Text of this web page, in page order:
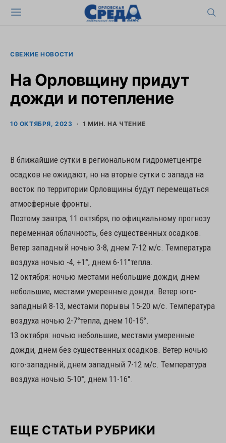
СВЕЖИЕ НОВОСТИ
На Орловщину придут
дожди и потепление
10 ОКТЯБРЯ, 2023 1 МИН. НА ЧТЕНИЕ
В ближайшие сутки в региональном гидрометцентре
осадков не ожидают, но на вторые сутки с запада на
восток по территории Орловщины будут перемещаться
атмосферные фронты.
Поэтому завтра, 11 октября, по официальному прогнозу
переменная облачность, без существенных осадков.
Ветер западный ночью 3-8, днем 7-12 м/с. Температура
воздуха ночью -4, +1°, днем 6-11°тепла.
12 октября: ночью местами небольшие дожди, днем
небольшие, местами умеренные дожди. Ветер юго-
западный 8-13, местами порывы 15-20 м/с. Температура
воздуха ночью 2-7°тепла, днем 10-15°.
13 октября: ночью небольшие, местами умеренные
дожди, днем без существенных осадков. Ветер ночью
юго-западный, днем западный 7-12 м/с. Температура
воздуха ночью 5-10°, днем 11-16°.
ЕЩЕ СТАТЬИ РУБРИКИ